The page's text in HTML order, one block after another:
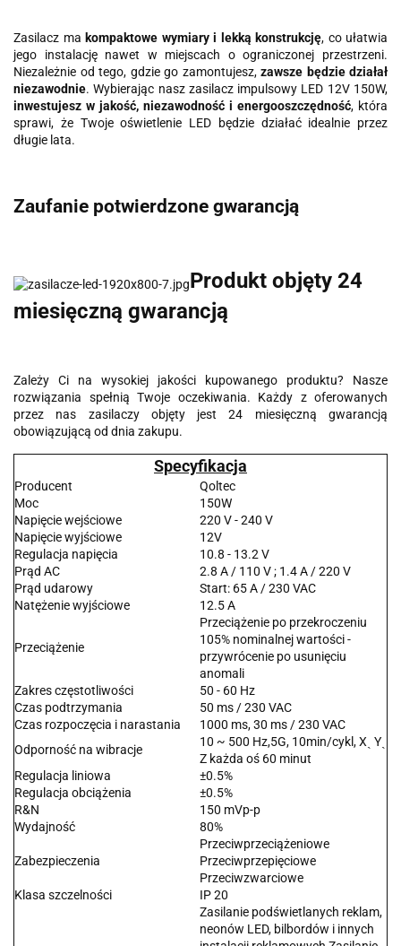
Zasilacz ma kompaktowe wymiary i lekką konstrukcję, co ułatwia
jego instalację nawet w miejscach o ograniczonej przestrzeni.
Niezależnie od tego, gdzie go zamontujesz, zawsze będzie działał
niezawodnie. Wybierając nasz zasilacz impulsowy LED 12V 150W,
inwestujesz w jakość, niezawodność i energooszczędność, która
sprawi, że Twoje oświetlenie LED będzie działać idealnie przez
długie lata.
Zaufanie potwierdzone gwarancją
Produkt objęty 24
miesięczną gwarancją
Zależy Ci na wysokiej jakości kupowanego produktu? Nasze
rozwiązania spełnią Twoje oczekiwania. Każdy z oferowanych
przez nas zasilaczy objęty jest 24 miesięczną gwarancją
obowiązującą od dnia zakupu.
Specyfikacja
Producent
Qoltec
Moc
150W
Napięcie wejściowe
220 V - 240 V
Napięcie wyjściowe
12V
Regulacja napięcia
10.8 - 13.2 V
Prąd AC
2.8 A / 110 V ; 1.4 A / 220 V
Prąd udarowy
Start: 65 A / 230 VAC
Natężenie wyjściowe
12.5 A
Przeciążenie
Przeciążenie po przekroczeniu
105% nominalnej wartości -
przywrócenie po usunięciu
anomali
Zakres częstotliwości
50 - 60 Hz
Czas podtrzymania
50 ms / 230 VAC
Czas rozpoczęcia i narastania
1000 ms, 30 ms / 230 VAC
Odporność na wibracje
10 ~ 500 Hz,5G, 10min/cykl, Xˎ Yˎ
Z każda oś 60 minut
Regulacja liniowa
±0.5%
Regulacja obciążenia
±0.5%
R&N
150 mVp-p
Wydajność
80%
Zabezpieczenia
Przeciwprzeciążeniowe
Przeciwprzepięciowe
Przeciwzwarciowe
Klasa szczelności
IP 20
Zasilanie podświetlanych reklam,
neonów LED, bilbordów i innych